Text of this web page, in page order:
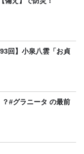
回】小泉八雲「お貞
#グラニータ の最前